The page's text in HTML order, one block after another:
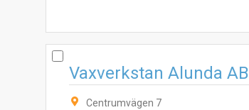
Vaxverkstan Alunda AB
Centrumvägen 7